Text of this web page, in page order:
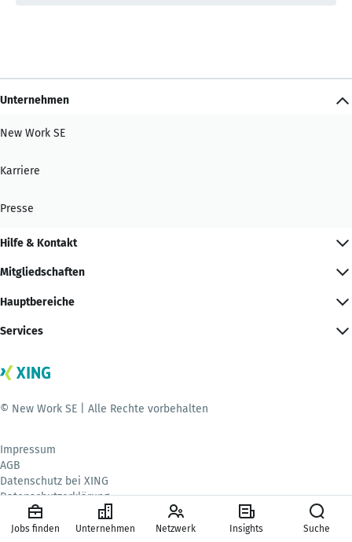
Unternehmen
New Work SE
Karriere
Presse
Hilfe & Kontakt
Mitgliedschaften
Hauptbereiche
Services
© New Work SE | Alle Rechte vorbehalten
Impressum
AGB
Datenschutz bei XING
Datenschutzerklärung
Mitgliedschaft kündigen
Tracking
Jobs finden Unternehmen Netzwerk Insights Suche